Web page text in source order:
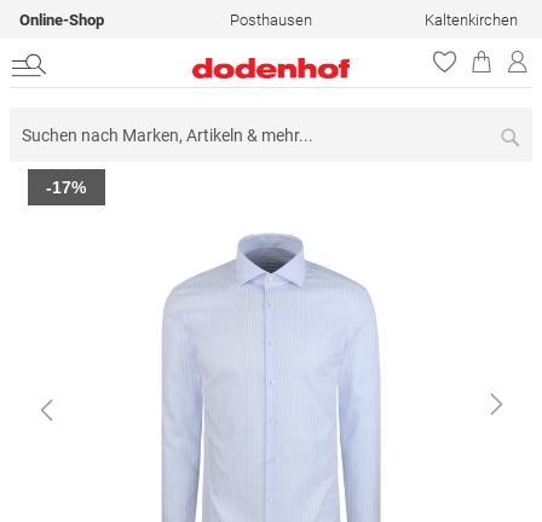
Online-Shop Posthausen Kaltenkirchen
Zum
Ende
-17%